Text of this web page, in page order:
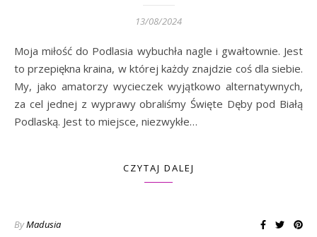
13/08/2024
Moja miłość do Podlasia wybuchła nagle i gwałtownie. Jest
to przepiękna kraina, w której każdy znajdzie coś dla siebie.
My, jako amatorzy wycieczek wyjątkowo alternatywnych,
za cel jednej z wyprawy obraliśmy Święte Dęby pod Białą
Podlaską. Jest to miejsce, niezwykłe…
CZYTAJ DALEJ
ByMadusia